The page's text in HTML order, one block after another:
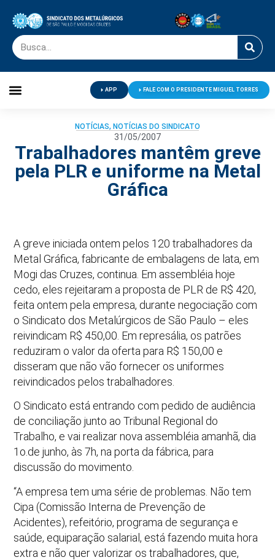
APP FALE COM O PRESIDENTE MIGUEL TORRES
NOTÍCIAS, NOTÍCIAS DO SINDICATO
31/05/2007
Trabalhadores mantêm greve
pela PLR e uniforme na Metal
Gráfica
A greve iniciada ontem pelos 120 trabalhadores da
Metal Gráfica, fabricante de embalagens de lata, em
Mogi das Cruzes, continua. Em assembléia hoje
cedo, eles rejeitaram a proposta de PLR de R$ 420,
feita ontem pela empresa, durante negociação com
o Sindicato dos Metalúrgicos de São Paulo – eles
reivindicam R$ 450,00. Em represália, os patrões
reduziram o valor da oferta para R$ 150,00 e
disseram que não vão fornecer os uniformes
reivindicados pelos trabalhadores.
O Sindicato está entrando com pedido de audiência
de conciliação junto ao Tribunal Regional do
Trabalho, e vai realizar nova assembléia amanhã, dia
1o.de junho, às 7h, na porta da fábrica, para
discussão do movimento.
“A empresa tem uma série de problemas. Não tem
Cipa (Comissão Interna de Prevenção de
Acidentes), refeitório, programa de segurança e
saúde, equiparação salarial, está fazendo muita hora
extra e não quer valorizar os trabalhadores, que,